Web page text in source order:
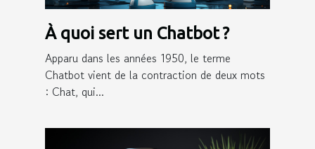
À quoi sert un Chatbot ?
Apparu dans les années 1950, le terme
Chatbot vient de la contraction de deux mots
: Chat, qui...